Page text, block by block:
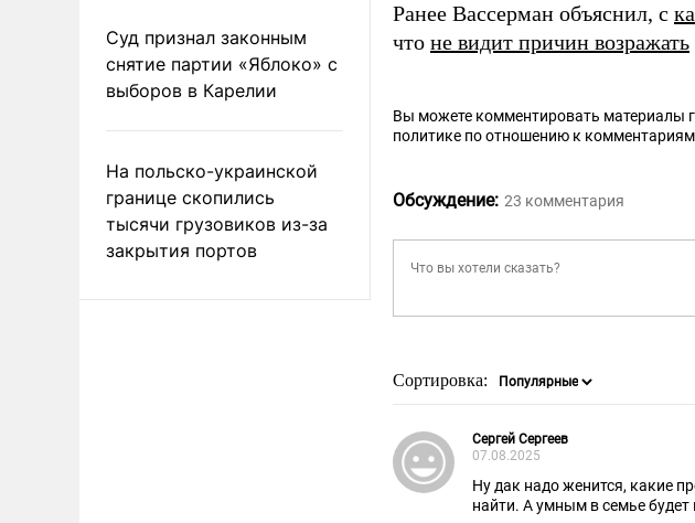
Суд признал законным
снятие партии «Яблоко» с
выборов в Карелии
На польско-украинской
границе скопились
тысячи грузовиков из-за
закрытия портов
Ранее Вассерман объяснил, с
что не видит причин возражать
Вы можете комментировать материалы
политике по отношению к комментариям
Обсуждение: 23 комментария
Сортировка:
Сергей Сергеев
07.08.2025
Ну дак надо женится, какие
найти. А умным в семье